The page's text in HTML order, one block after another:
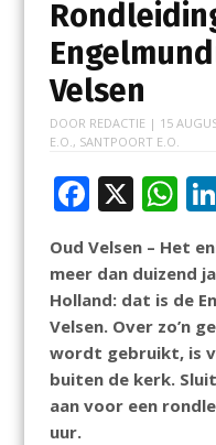
Velsen
DOOR REDACTIE | 15
E.O. , SANTPOORT E.O.
F
ac
e
b
o
o
k
X W
at
s
A
p
p
Oud Velsen – Het
meer dan duizend
Holland: dat is de
Velsen. Over zo’n
wordt gebruikt, is
buiten de kerk.
aan voor een
uur.